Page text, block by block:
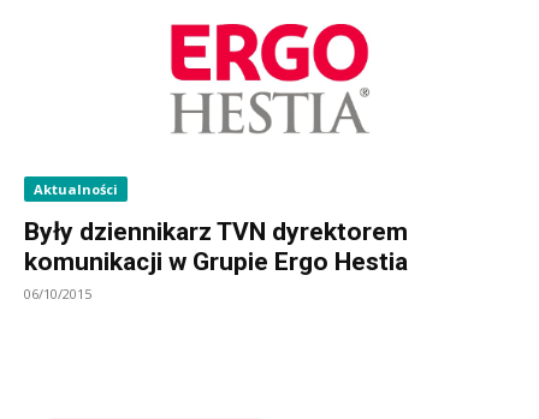
Aktualności
Były dziennikarz TVN dyrektorem
komunikacji w Grupie Ergo Hestia
06/10/2015